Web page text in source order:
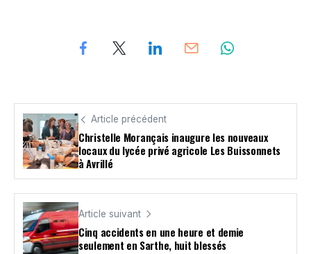
Article précédent
Christelle Morançais inaugure les nouveaux
locaux du lycée privé agricole Les Buissonnets
à Avrillé
Article suivant
Cinq accidents en une heure et demie
seulement en Sarthe, huit blessés